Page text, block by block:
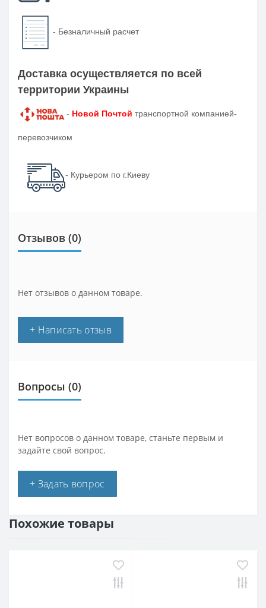
- Безналичный расчет
Доставка осуществляется по всей
территории Украины
- Новой Почтой транспортной компанией-
перевозчиком
- Курьером по г.Киеву
Отзывов (0)
Нет отзывов о данном товаре.
+ Написать отзыв
Вопросы (0)
Нет вопросов о данном товаре, станьте первым и
задайте свой вопрос.
+ Задать вопрос
Похожие товары